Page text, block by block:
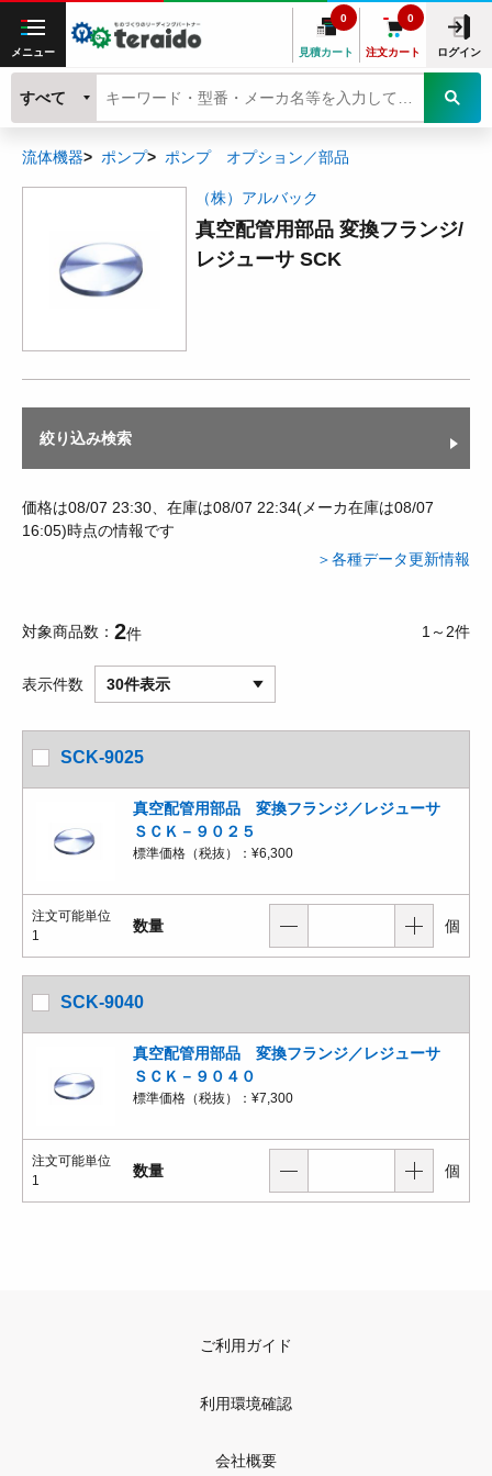
メニュー 見積カート
0
注文カート
0
ログイン
すべて
流体機器 ポンプ ポンプ オプション／部品
（株）アルバック
真空配管用部品 変換フランジ/
レジューサ SCK
絞り込み検索
価格は08/07 23:30、在庫は08/07 22:34(メーカ在庫は08/07
16:05)時点の情報です
＞各種データ更新情報
対象商品数 2件 1～2件
表示件数 30件表示
SCK-9025
真空配管用部品 変換フランジ／レジューサ
ＳＣＫ－９０２５
標準価格（税抜）： ¥6,300
注文可能単位
1
数量 個
SCK-9040
真空配管用部品 変換フランジ／レジューサ
ＳＣＫ－９０４０
標準価格（税抜）： ¥7,300
注文可能単位
1
数量 個
ご利用ガイド
利用環境確認
会社概要